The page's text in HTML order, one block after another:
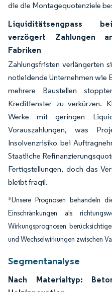
die die Montagequotenziele
Liquiditätsengpass
verzögert Zahlungen
Fabriken
Zahlungsfristen verlängerten
notleidende Unternehmen wie
mehrere Baustellen
Kreditfenster zu verkürzen.
Werke mit geringen
Vorauszahlungen, was
Insolvenzrisiko bei
Staatliche
Fertigstellungen, doch das
bleibt fragil.
*Unsere Prognosen behandeln
Einschränkungen als
Wirkungsprognosen
und Wechselwirkungen zwischen
Segmentanalyse
Nach Materialtyp: